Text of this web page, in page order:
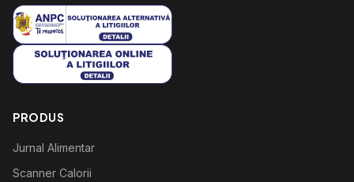
PRODUS
Jurnal Alimentar
Scanner Calorii